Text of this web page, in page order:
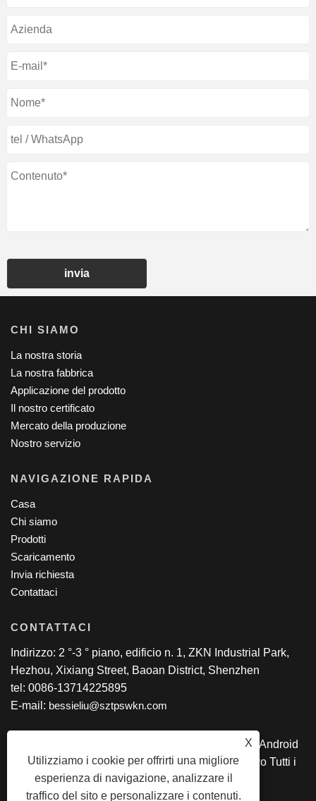
invia
X
Utilizziamo i cookie per offrirti una migliore
esperienza di navigazione, analizzare il
traffico del sito e personalizzare i contenuti.
CHI SIAMO
La nostra storia
La nostra fabbrica
Applicazione del prodotto
Il nostro certificato
Mercato della produzione
Nostro servizio
NAVIGAZIONE RAPIDA
Casa
Chi siamo
Prodotti
Scaricamento
Invia richiesta
Contattaci
CONTATTACI
Indirizzo: 2 °-3 ° piano, edificio n. 1, ZKN Industrial Park,
Hezhou, Xixiang Street, Baoan District, Shenzhen
tel: 0086-13714225895
E-mail: bessieliu@sztpswkn.com
Copyright © 2020 SZ TPS CO., Ltd. - Tablet PC, Android
AIO, laptop Intel, 2 in 1 tablet PC, tablet educativo Tutti i
diritti riservati